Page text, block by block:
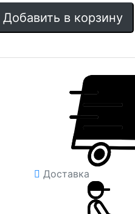
Добавить в корзину
Доставка